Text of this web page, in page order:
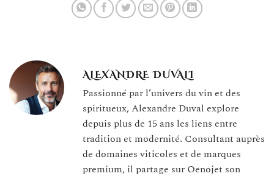
ALEXANDRE DUVALI
Passionné par l’univers du vin et des
spiritueux, Alexandre Duval explore
depuis plus de 15 ans les liens entre
tradition et modernité. Consultant auprès
de domaines viticoles et de marques
premium, il partage sur Oenojet son